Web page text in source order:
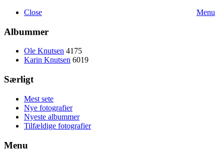
Menu
Close
Albummer
Ole Knutsen 4175
Karin Knutsen 6019
Særligt
Mest sete
Nye fotografier
Nyeste albummer
Tilfældige fotografier
Menu